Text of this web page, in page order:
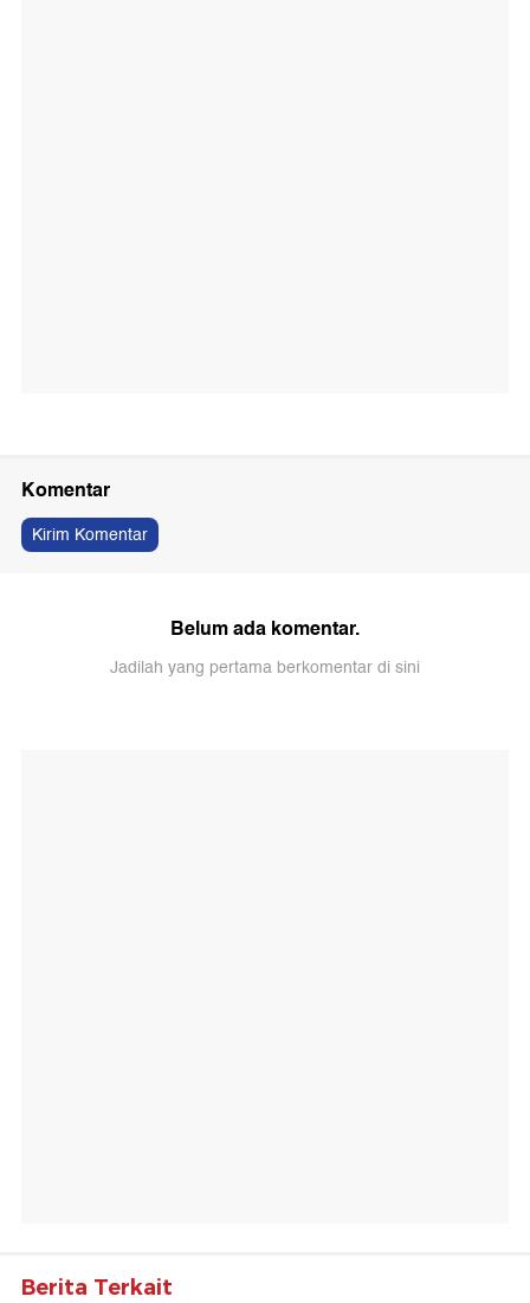
Komentar
Kirim Komentar
Belum ada komentar.
Jadilah yang pertama berkomentar di sini
Berita Terkait